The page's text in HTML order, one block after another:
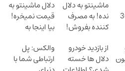
ماشینتو به دلال
نده! به مصرف
کننده بفروش!
یک تماس
دلال ماشینتو به
قیمت نمیخره!
بیا اینجا به
بفروش*فقط
خریدار واقعی*
از بازدید خودرو
دلال ها خسته
والکس: پل
ارتباطی شما با